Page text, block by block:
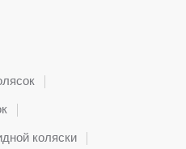
коляски